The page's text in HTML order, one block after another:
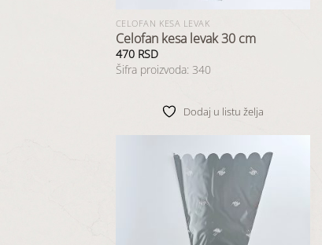
CELOFAN KESA LEVAK
Celofan kesa levak 30 cm
470 RSD
Šifra proizvoda: 340
Dodaj u listu želja